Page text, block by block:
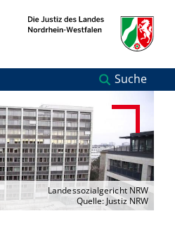
Suche
Landessozialgericht NRW
Quelle: Justiz NRW